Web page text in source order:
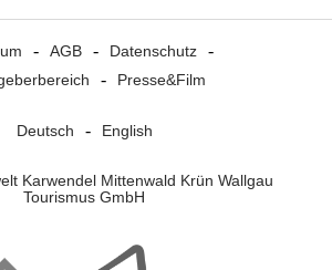
AGB
Datenschutz
Presse&Film
Deutsch English
Karwendel Mittenwald Krün Wallgau
Tourismus GmbH